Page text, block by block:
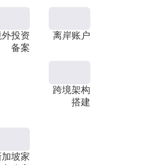
外投资
备案
离岸账户
跨境架构
搭建
加坡家